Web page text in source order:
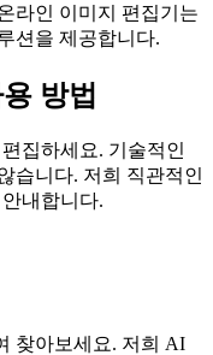
라인 이미지 편집기는
션을 제공합니다.
방법
집하세요. 기술적인
습니다. 저희 직관적인
내합니다.
찾아보세요. 저희 AI